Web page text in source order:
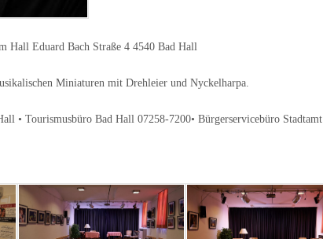
Hall Eduard Bach Straße 4 4540 Bad Hall
Miniaturen mit Drehleier und Nyckelharpa.
• Tourismusbüro Bad Hall 07258-7200• Bürgerservicebüro Stadtamt